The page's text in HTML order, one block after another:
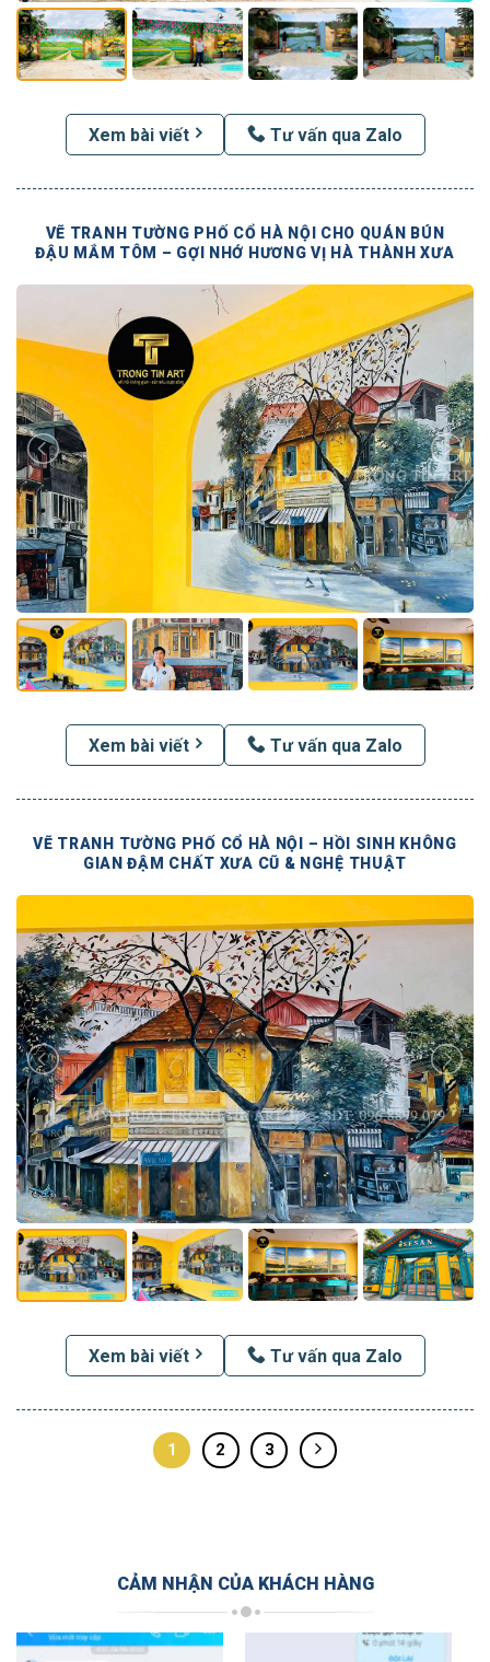
Xem bài viết Tư vấn qua Zalo
VẼ TRANH TƯỜNG PHỐ CỔ HÀ NỘI CHO QUÁN BÚN
ĐẬU MẮM TÔM – GỢI NHỚ HƯƠNG VỊ HÀ THÀNH XƯA
Xem bài viết Tư vấn qua Zalo
VẼ TRANH TƯỜNG PHỐ CỔ HÀ NỘI – HỒI SINH KHÔNG
GIAN ĐẬM CHẤT XƯA CŨ & NGHỆ THUẬT
Xem bài viết Tư vấn qua Zalo
1 2 3
CẢM NHẬN CỦA KHÁCH HÀNG